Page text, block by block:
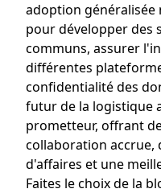
adoption généralisée
pour développer des
communs, assurer
différentes
confidentialité des
futur de la logistique
prometteur, offrant
collaboration accrue,
d'affaires et une
Faites le choix de la